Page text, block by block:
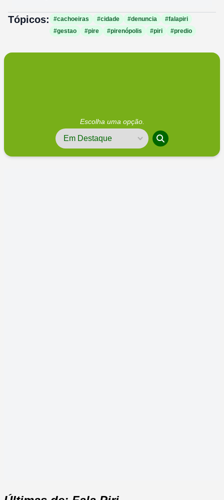
Tópicos: #cachoeiras #cidade #denuncia
#falapiri
#gestao
#pire #pirenópolis #piri #predio
Escolha uma opção.